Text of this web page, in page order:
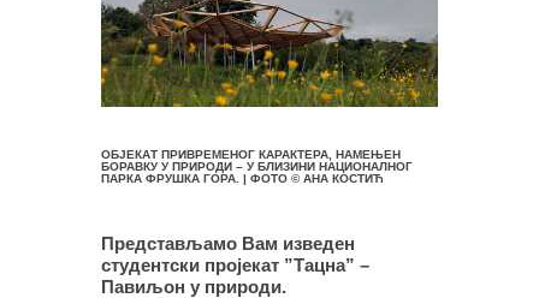
ОБЈЕКАТ ПРИВРЕМЕНОГ КАРАКТЕРА, НАМЕЊЕН
БОРАВКУ У ПРИРОДИ – У БЛИЗИНИ НАЦИОНАЛНОГ
ПАРКА ФРУШКА ГОРА. | ФОТО © АНА КОСТИЋ
Представљамо Вам изведен
студентски пројекат ”Тацна” –
Павиљон у природи.